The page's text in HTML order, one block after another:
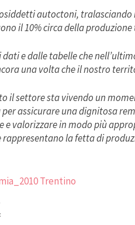
autoctoni, tralasciando
il 10% circa della
dati e dalle tabelle che
una volta che il nostro
il settore sta vivendo un
per assicurare una dignitosa
e valorizzare in modo più
rappresentano la fetta di
Trentino